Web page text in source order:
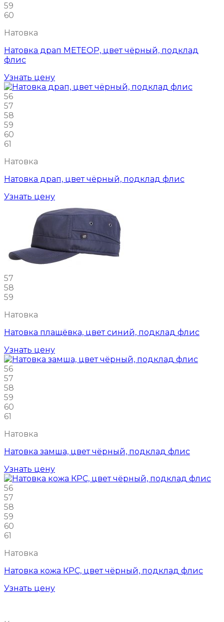
59
60
Натовка
Натовка драп МЕТЕОР, цвет чёрный, подклад
флис
Узнать цену
56
57
58
59
60
61
Натовка
Натовка драп, цвет чёрный, подклад флис
Узнать цену
57
58
59
Натовка
Натовка плащёвка, цвет синий, подклад флис
Узнать цену
56
57
58
59
60
61
Натовка
Натовка замша, цвет чёрный, подклад флис
Узнать цену
56
57
58
59
60
61
Натовка
Натовка кожа КРС, цвет чёрный, подклад флис
Узнать цену